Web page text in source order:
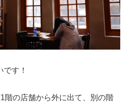
す！
階の店舗から外に出て、別の階